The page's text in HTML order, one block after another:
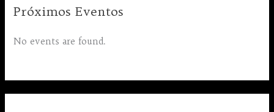
Próximos Eventos
No events are found.